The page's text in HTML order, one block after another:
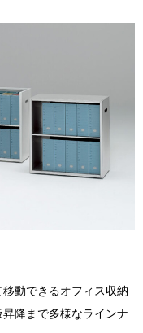
動できるオフィス収納
降まで多様なラインナ